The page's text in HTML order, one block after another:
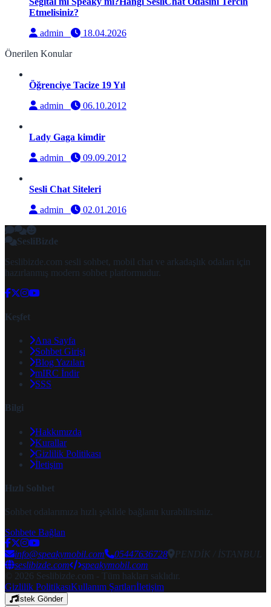
Etmelisiniz?
admin
18.04.2026
Önerilen Konular
Öğrenciye Tacize 19 Yıl
admin
06.10.2012
Lady Gaga kimdir
admin
09.09.2012
Sesli Chat Siteleri
admin
02.01.2016
SesliBizde
Seslibizde.com sesli sohbet, mobil chat ve arkadaşlık odaları için
hazırlanmış modern sohbet platformudur.
Keşfet
Ana Sayfa
Sohbet Girişi
Blog Yazıları
mIRC İndir
SSS
Bilgi
Hakkımızda
Kurallar
Gizlilik Politikası
İletişim
Hızlı Sohbet
Sohbet odalarımıza hızlı şekilde bağlantı kurabilirsiniz.
Sohbete Bağlan
info@speakymobil.com 05447636728
PENDİK / İSTANBUL
seslibizde.com
speakymobil.com
© 2026 Seslibizde.com - Tüm hakları saklıdır.
Gizlilik PolitikasıKullanım Şartlarıİletişim
İstek Gönder